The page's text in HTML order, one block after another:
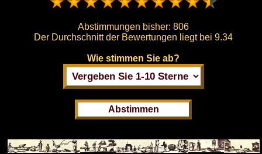
Abstimmungen bisher: 806
Der Durchschnitt der Bewertungen liegt bei 9.34
Wie stimmen Sie ab?